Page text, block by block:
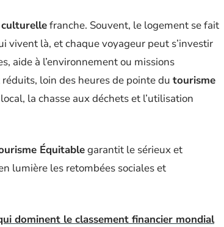
franche. Souvent, le logement se fait
vivent là, et chaque voyageur peut s’investir
aide à l’environnement ou missions
loin des heures de pointe du tourisme
la chasse aux déchets et l’utilisation
Équitablegarantit le sérieux et
lumière les retombées sociales et
dominent le classement financier mondial